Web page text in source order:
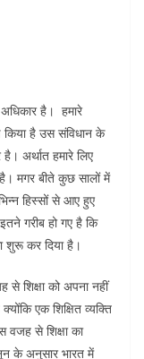
है। हमारे
किया है उस संविधान के
अर्थात हमारे लिए
मगर बीते कुछ सालों में
हिस्सों से आए हुए
गरीब हो गए है कि
शुरू कर दिया है।
से शिक्षा को अपना नहीं
एक शिक्षित व्यक्ति
वजह से शिक्षा का
के अनुसार भारत में